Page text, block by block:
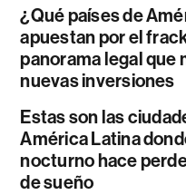
¿Qué países de
apuestan por el
panorama legal que
nuevas inversiones
Estas son las
América Latina
nocturno hace
de sueño